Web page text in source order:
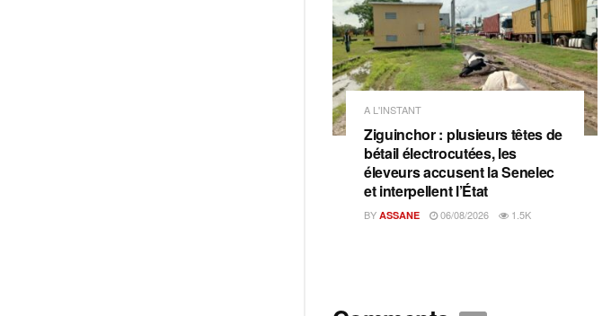
A L'INSTANT
Ziguinchor : plusieurs têtes de
bétail électrocutées, les
éleveurs accusent la Senelec
et interpellent l’État
BY ASSANE 06/08/2026 1.5K